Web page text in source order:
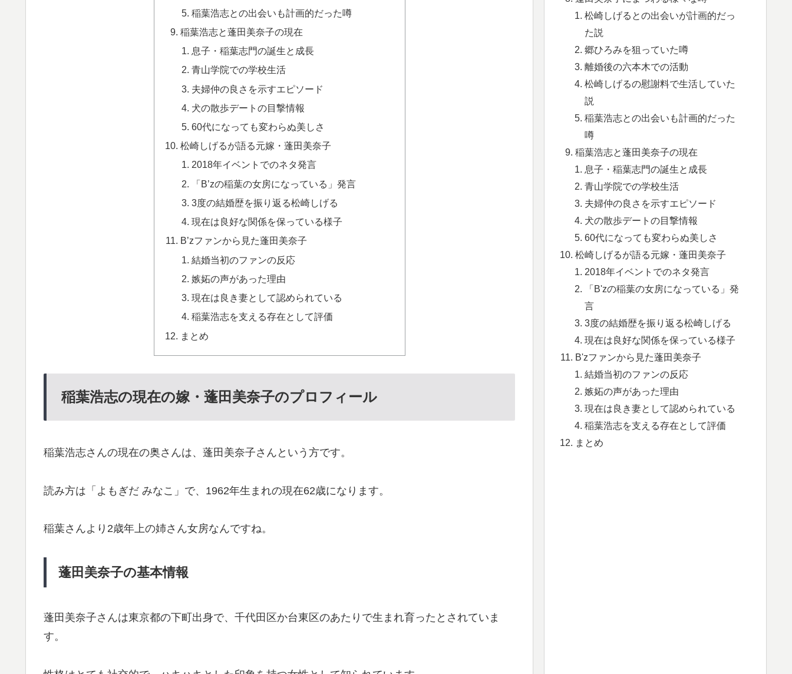
稲葉浩志との出会いも計画的だった噂
稲葉浩志と蓬田美奈子の現在
息子・稲葉志門の誕生と成長
青山学院での学校生活
夫婦仲の良さを示すエピソード
犬の散歩デートの目撃情報
60代になっても変わらぬ美しさ
松崎しげるが語る元嫁・蓬田美奈子
2018年イベントでのネタ発言
「B’zの稲葉の女房になっている」発言
3度の結婚歴を振り返る松崎しげる
現在は良好な関係を保っている様子
B’zファンから見た蓬田美奈子
結婚当初のファンの反応
嫉妬の声があった理由
現在は良き妻として認められている
稲葉浩志を支える存在として評価
まとめ
稲葉浩志の現在の嫁・蓬田美奈子のプロフィール
稲葉浩志さんの現在の奥さんは、蓬田美奈子さんという方です。
読み方は「よもぎだ みなこ」で、1962年生まれの現在62歳になります。
稲葉さんより2歳年上の姉さん女房なんですね。
蓬田美奈子の基本情報
蓬田美奈子さんは東京都の下町出身で、千代田区か台東区のあたりで生まれ育ったとされていま
す。
松崎しげるとの出会いが計画的だっ
た説
郷ひろみを狙っていた噂
離婚後の六本木での活動
松崎しげるの慰謝料で生活していた
説
稲葉浩志との出会いも計画的だった
噂
稲葉浩志と蓬田美奈子の現在
息子・稲葉志門の誕生と成長
青山学院での学校生活
夫婦仲の良さを示すエピソード
犬の散歩デートの目撃情報
60代になっても変わらぬ美しさ
松崎しげるが語る元嫁・蓬田美奈子
2018年イベントでのネタ発言
「B'zの稲葉の女房になっている」発
言
3度の結婚歴を振り返る松崎しげる
現在は良好な関係を保っている様子
B'zファンから見た蓬田美奈子
結婚当初のファンの反応
嫉妬の声があった理由
現在は良き妻として認められている
稲葉浩志を支える存在として評価
まとめ